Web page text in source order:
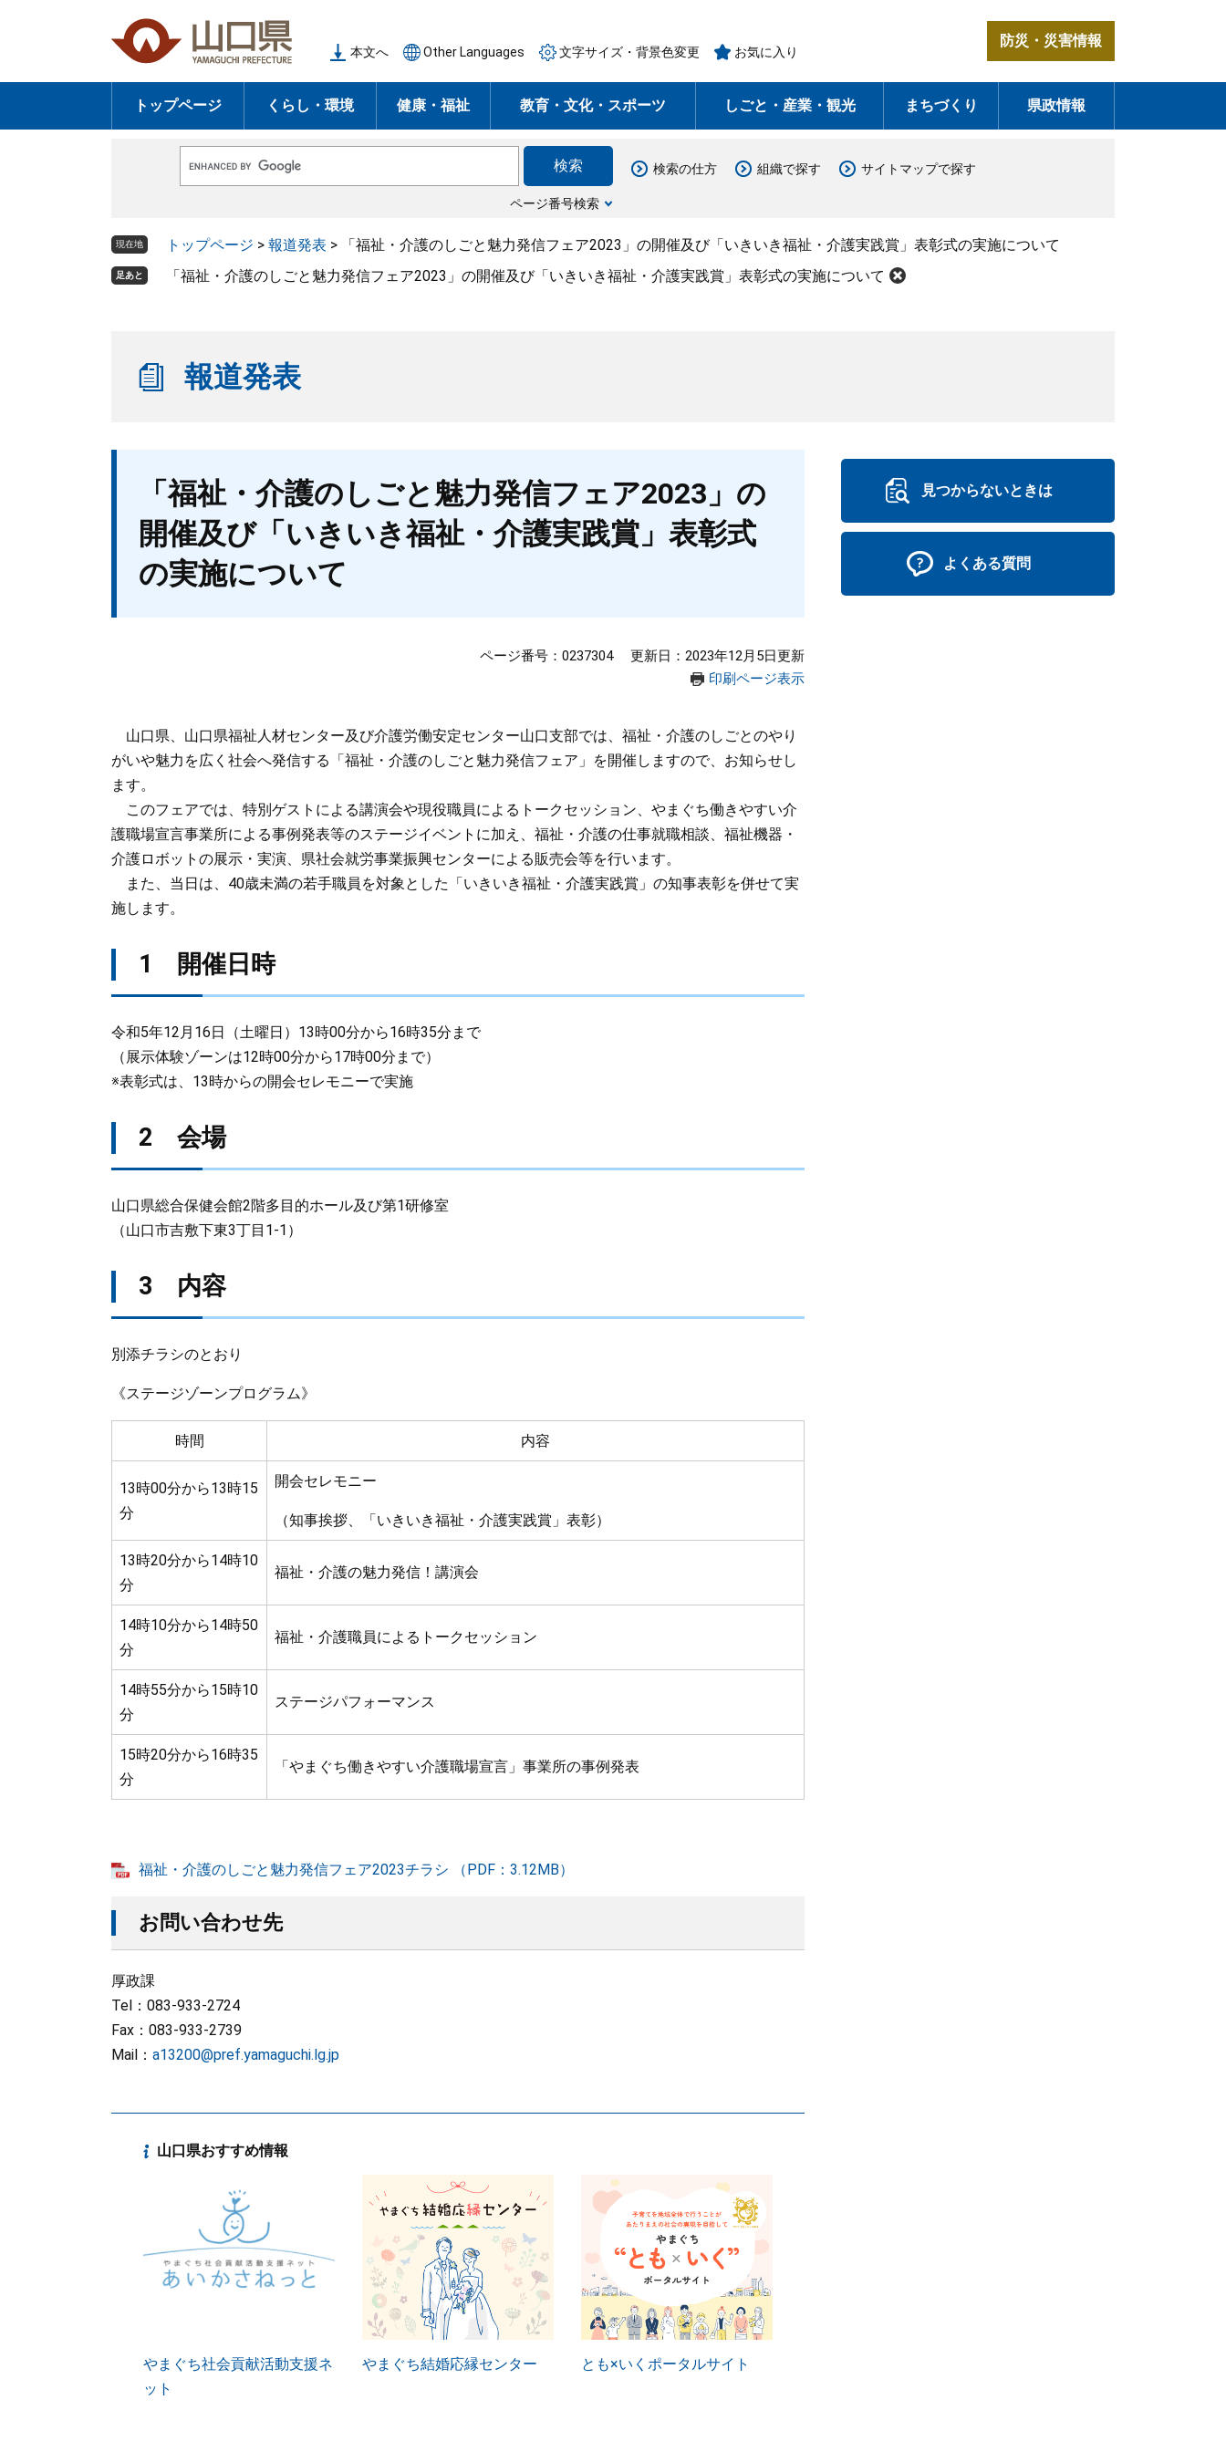
の
頭
ー
飛
本文へ Other Languages 文字サイズ・背景色変更 お気に入り
防災・災害情報
トップページ くらし・環境 健康・福祉 教育・文化・スポーツ しごと・産業・観光 まちづくり 県政情報
o
e
ス
タ
ページ番号検索
検索の仕方 組織で探す サイトマップで探す
現在地 トップページ > 報道発表 > 「福祉・介護のしごと魅力発信フェア2023」の開催及び「いきいき福祉・介護実践賞」表彰式の実施について
足あと 「福祉・介護のしごと魅力発信フェア2023」の開催及び「いきいき福祉・介護実践賞」表彰式の実施について
報道発表
「福祉・介護のしごと魅力発信フェア2023」の
開催及び「いきいき福祉・介護実践賞」表彰式
の実施について
ページ番号：0237304
更新日：2023年12月5日更新
印刷ページ表示
山口県、山口県福祉人材センター及び介護労働安定センター山口支部では、福祉・介護のしごとのやり
がいや魅力を広く社会へ発信する「福祉・介護のしごと魅力発信フェア」を開催しますので、お知らせし
ます。
このフェアでは、特別ゲストによる講演会や現役職員によるトークセッション、やまぐち働きやすい介
護職場宣言事業所による事例発表等のステージイベントに加え、福祉・介護の仕事就職相談、福祉機器・
介護ロボットの展示・実演、県社会就労事業振興センターによる販売会等を行います。
また、当日は、40歳未満の若手職員を対象とした「いきいき福祉・介護実践賞」の知事表彰を併せて実
施します。
1 開催日時
令和5年12月16日（土曜日）13時00分から16時35分まで
（展示体験ゾーンは12時00分から17時00分まで）
※表彰式は、13時からの開会セレモニーで実施
2 会場
山口県総合保健会館2階多目的ホール及び第1研修室
（山口市吉敷下東3丁目1-1）
3 内容
別添チラシのとおり
《ステージゾーンプログラム》
時間 内容
13時00分から13時15
分
開会セレモニー
（知事挨拶、「いきいき福祉・介護実践賞」表彰）
13時20分から14時10
分
福祉・介護の魅力発信！講演会
14時10分から14時50
分
福祉・介護職員によるトークセッション
14時55分から15時10
分
ステージパフォーマンス
15時20分から16時35
分
「やまぐち働きやすい介護職場宣言」事業所の事例発表
福祉・介護のしごと魅力発信フェア2023チラシ （PDF：3.12MB）
お問い合わせ先
厚政課
Tel：083-933-2724
Fax：083-933-2739
Mail： a13200@pref.yamaguchi.lg.jp
山口県おすすめ情報
やまぐち社会貢献活動支援ネ
ット
やまぐち結婚応縁センター とも×いくポータルサイト
見つからないときは
よくある質問